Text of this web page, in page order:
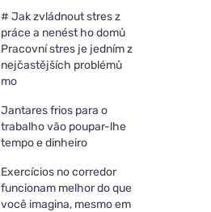
# Jak zvládnout stres z
práce a nenést ho domů
Pracovní stres je jedním z
nejčastějších problémů
mo
Jantares frios para o
trabalho vão poupar-lhe
tempo e dinheiro
Exercícios no corredor
funcionam melhor do que
você imagina, mesmo em